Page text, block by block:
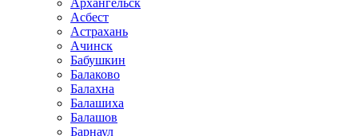
Архангельск
Асбест
Астрахань
Ачинск
Бабушкин
Балаково
Балахна
Балашиха
Балашов
Барнаул